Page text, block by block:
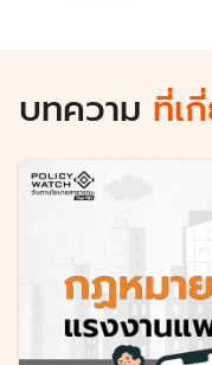
บทความ ที่เ